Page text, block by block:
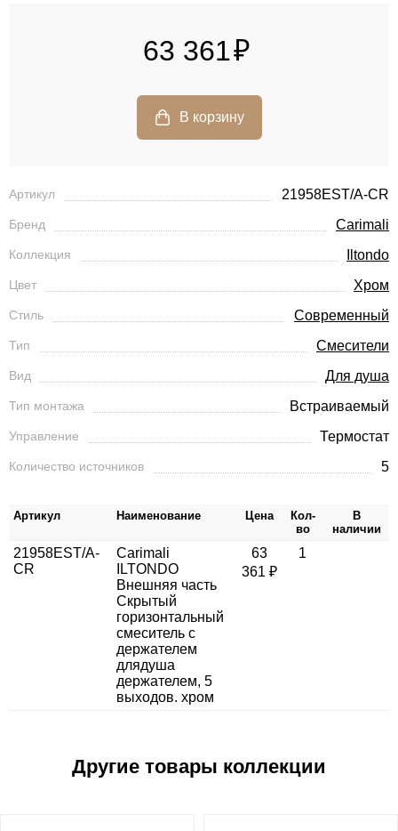
Артикул 21958EST/A-CR
Бренд Carimali
Коллекция Iltondo
Цвет Хром
Стиль Современный
Тип Смесители
Вид Для душа
Тип монтажа Встраиваемый
Управление Термостат
Количество источников 5
63 361
Артикул Наименование Цена
Кол-
во
В
наличии
21958EST/A-
CR
Carimali
ILTONDO
Внешняя часть
Скрытый
горизонтальный
смеситель c
держателем
длядуша
держателем, 5
выходов. хром
63
361 ₽
1